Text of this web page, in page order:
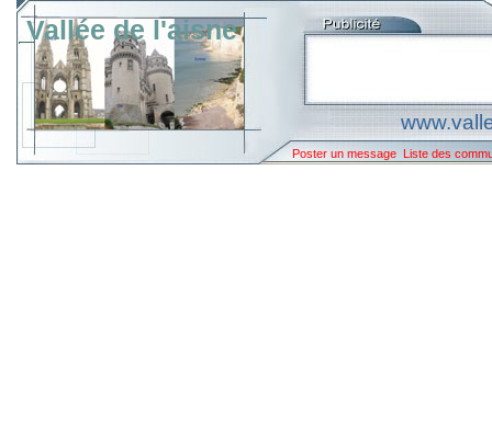
Vallée de l'aisne
Poster un message Liste des